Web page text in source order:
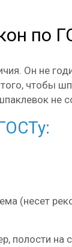
по
Он не
чтобы
не
:
(несет
полости